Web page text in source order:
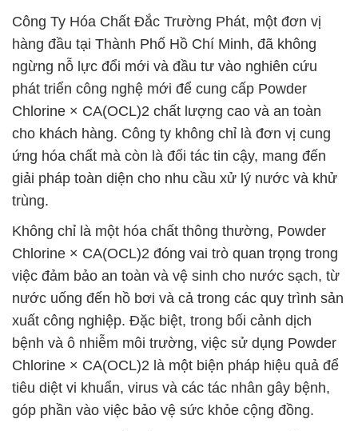
Công Ty Hóa Chất Đắc Trường Phát, một đơn vị
hàng đầu tại Thành Phố Hồ Chí Minh, đã không
ngừng nỗ lực đổi mới và đầu tư vào nghiên cứu
phát triển công nghệ mới để cung cấp Powder
Chlorine × CA(OCL)2 chất lượng cao và an toàn
cho khách hàng. Công ty không chỉ là đơn vị cung
ứng hóa chất mà còn là đối tác tin cậy, mang đến
giải pháp toàn diện cho nhu cầu xử lý nước và khử
trùng.
Không chỉ là một hóa chất thông thường, Powder
Chlorine × CA(OCL)2 đóng vai trò quan trọng trong
việc đảm bảo an toàn và vệ sinh cho nước sạch, từ
nước uống đến hồ bơi và cả trong các quy trình sản
xuất công nghiệp. Đặc biệt, trong bối cảnh dịch
bệnh và ô nhiễm môi trường, việc sử dụng Powder
Chlorine × CA(OCL)2 là một biện pháp hiệu quả để
tiêu diệt vi khuẩn, virus và các tác nhân gây bệnh,
góp phần vào việc bảo vệ sức khỏe cộng đồng.